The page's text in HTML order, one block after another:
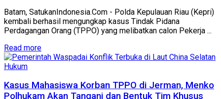
Batam, SatukanIndonesia.Com - Polda Kepulauan Riau (Kepri)
kembali berhasil mengungkap kasus Tindak Pidana
Perdagangan Orang (TPPO) yang melibatkan calon Pekerja ...
Read more
Hukum
Kasus Mahasiswa Korban TPPO di Jerman, Menko
Polhukam Akan Tangani dan Bentuk Tim Khusus